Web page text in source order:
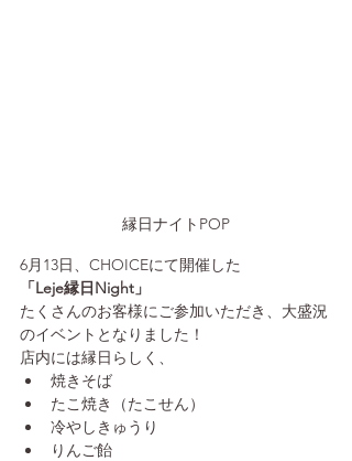
縁日ナイトPOP
6月13日、CHOICEにて開催した
「Leje縁日Night」
たくさんのお客様にご参加いただき、大盛況
のイベントとなりました！
店内には縁日らしく、
焼きそば
たこ焼き（たこせん）
冷やしきゅうり
りんご飴